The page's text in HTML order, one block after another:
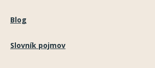
Blog
Slovník pojmov